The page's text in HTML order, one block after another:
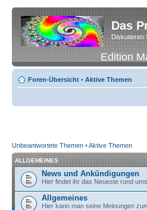
Das
Diskutieren
Edition
Foren-Übersicht • Aktive Themen
Unbeantwortete Themen •Aktive Themen
ALLGEMEINES
News und Ankündigungen
Hier findet ihr das Neueste rund
Allgemeines
Hier kann man seine Meinungen